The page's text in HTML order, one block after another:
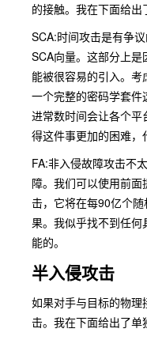
的接触。我在下面给出
SCA:时间攻击是有争
SCA向量。这部分上
能被很容易的引入。
一个完整的密码学套
进常数时间会让各个
得这件事更加的困难，
FA:非入侵故障攻击不
障。我们可以使用前
击，它将在每90亿个
果。我似乎找不到任
能的。
半入侵攻击
如果对手与目标的物
击。我在下面给出了单